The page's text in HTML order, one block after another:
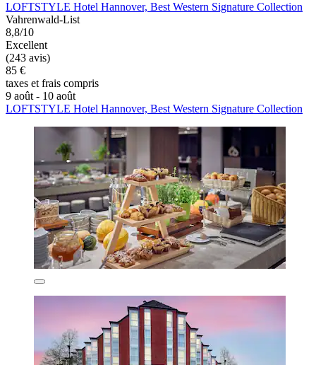
LOFTSTYLE Hotel Hannover, Best Western Signature Collection
Vahrenwald-List
8,8/10
Excellent
(243 avis)
85 €
taxes et frais compris
9 août - 10 août
LOFTSTYLE Hotel Hannover, Best Western Signature Collection